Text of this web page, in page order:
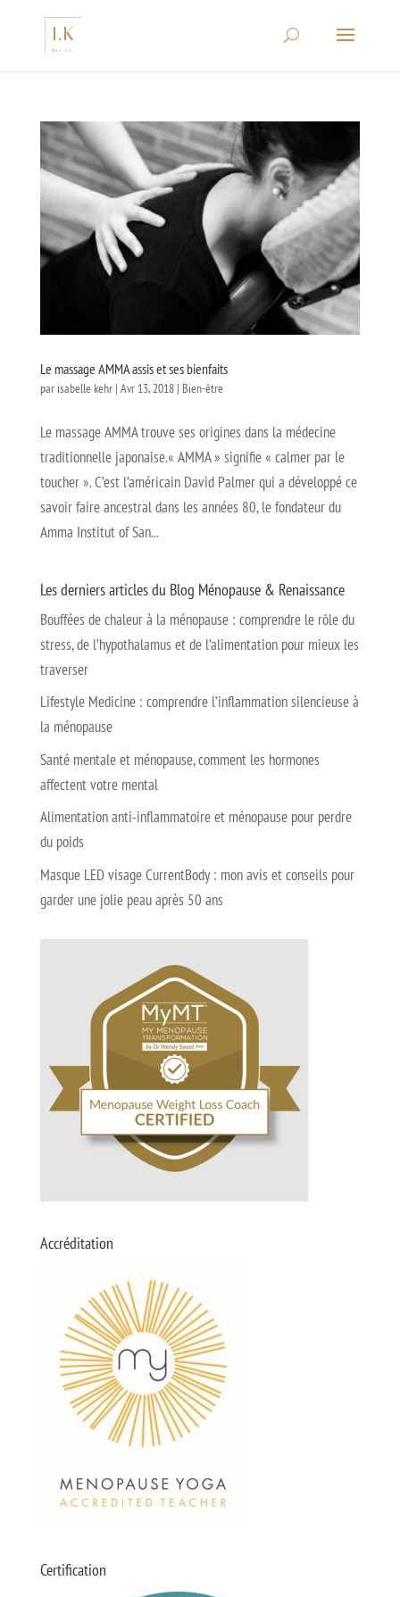
Le massage AMMA assis et ses bienfaits
par isabelle kehr| Avr 13, 2018| Bien-être
Le massage AMMA trouve ses origines dans la médecine
traditionnelle japonaise.« AMMA » signifie « calmer par le
toucher ». C’est l’américain David Palmer qui a développé ce
savoir faire ancestral dans les années 80, le fondateur du
Amma Institut of San...
Les derniers articles du Blog Ménopause & Renaissance
Bouffées de chaleur à la ménopause : comprendre le rôle du
stress, de l’hypothalamus et de l’alimentation pour mieux les
traverser
Lifestyle Medicine : comprendre l’inflammation silencieuse à
la ménopause
Santé mentale et ménopause, comment les hormones
affectent votre mental
Alimentation anti-inflammatoire et ménopause pour perdre
du poids
Masque LED visage CurrentBody : mon avis et conseils pour
garder une jolie peau après 50 ans
Accréditation
Certification